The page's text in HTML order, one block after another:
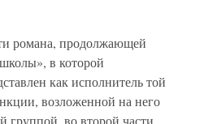
романа, продолжающей
в которой
как исполнитель той
возложенной на него
группой, во второй части